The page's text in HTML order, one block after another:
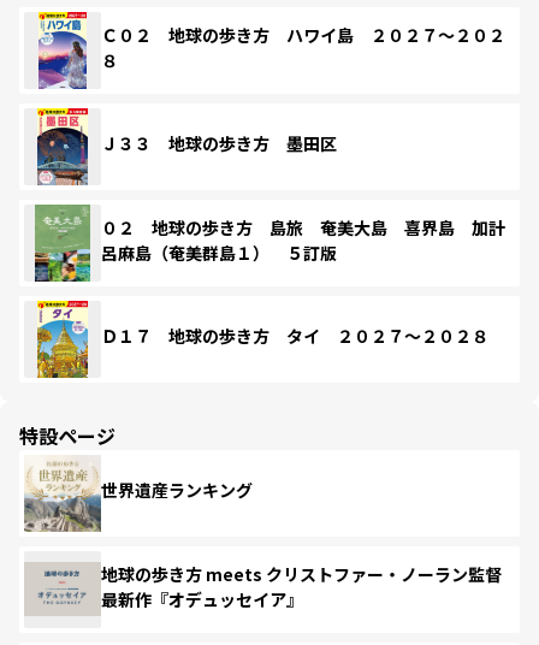
Ｃ０２ 地球の歩き方 ハワイ島 ２０２７～２０２
８
Ｊ３３ 地球の歩き方 墨田区
０２ 地球の歩き方 島旅 奄美大島 喜界島 加計
呂麻島（奄美群島１） ５訂版
Ｄ１７ 地球の歩き方 タイ ２０２７～２０２８
特設ページ
世界遺産ランキング
地球の歩き方 meets クリストファー・ノーラン監督
最新作『オデュッセイア』